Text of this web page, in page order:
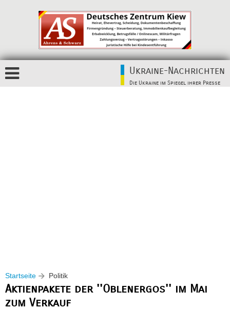
Ukraine-Nachrichten
Die Ukraine im Spiegel ihrer Presse
Startseite Politik
Aktienpakete der ''Oblenergos'' im Mai
zum Verkauf